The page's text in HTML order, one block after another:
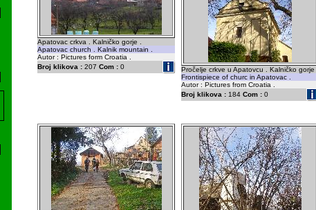
Apatovac crkva . Kalničko gorje .
Apatovac church . Kalnik mountain .
Autor : Pictures form Croatia .
Broj klikova : 207 Com : 0
Pročelje crkve u Apatovcu . Kalničko gorje .
Frontispiece of churc in Apatovac .
Autor : Pictures from Croatia .
Broj klikova : 184 Com : 0